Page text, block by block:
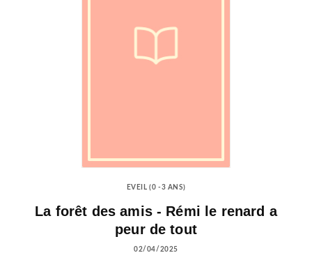
EVEIL (0 -3 ANS)
La forêt des amis - Rémi le renard a
peur de tout
02/04/2025